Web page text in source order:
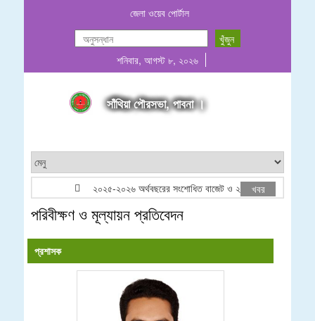
জেলা ওয়েব পোর্টাল
শনিবার, আগস্ট ৮, ২০২৬
সাঁথিয়া পৌরসভা, পাবনা ।
২০২৫-২০২৬ অর্থবছরের সংশোধিত বাজেট ও ২০২৬-২০২৭ অর্থবছরের
খবর
পরিবীক্ষণ ও মূল্যায়ন প্রতিবেদন
প্রশাসক